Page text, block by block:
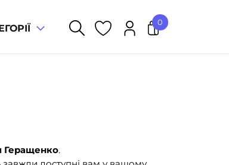
0
У кошику немає товарів.
Геращенко.